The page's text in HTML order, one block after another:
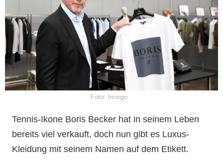
Foto: Imago
Tennis-Ikone Boris Becker hat in seinem Leben
bereits viel verkauft, doch nun gibt es Luxus-
Kleidung mit seinem Namen auf dem Etikett.